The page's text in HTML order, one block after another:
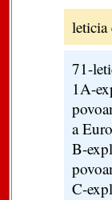
leticia
71-
1A-
a
B-
C-